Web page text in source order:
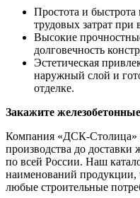
Простота и
трудовых затрат при
Высокие
долговечность
Эстетическая
наружный слой и
отделке.
Закажите
Компания «ДСК-Столица»
производства до
по всей России. Наш
наименований продукции,
любые строительные